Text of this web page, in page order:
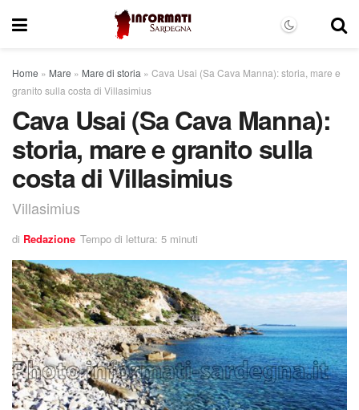
Home » Mare » Mare di storia » Cava Usai (Sa Cava Manna): storia, mare e
granito sulla costa di Villasimius
Cava Usai (Sa Cava Manna):
storia, mare e granito sulla
costa di Villasimius
Villasimius
di Redazione Tempo di lettura: 5 minuti